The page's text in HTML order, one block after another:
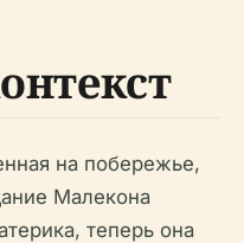
на побережье,
Малекона
теперь она